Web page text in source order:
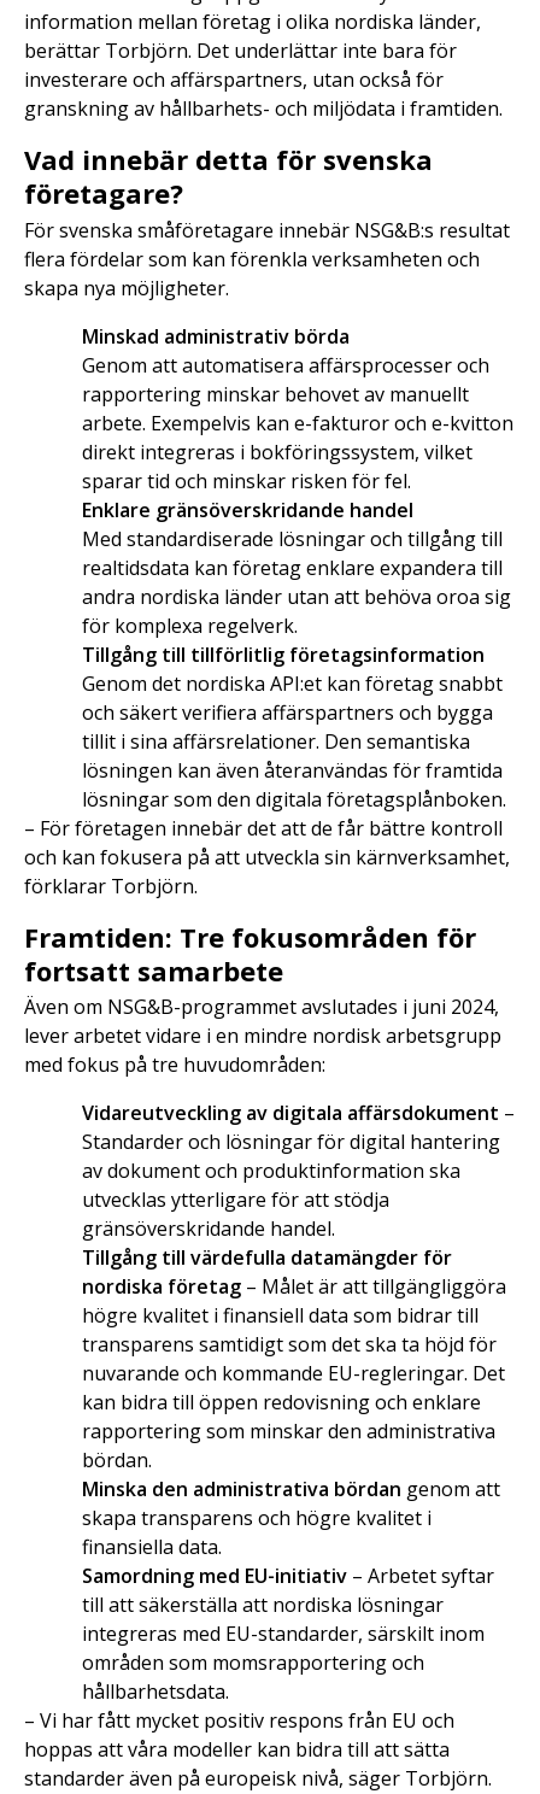
information mellan företag i olika nordiska länder,
berättar Torbjörn. Det underlättar inte bara för
investerare och affärspartners, utan också för
granskning av hållbarhets- och miljödata i framtiden.
Vad innebär detta för svenska
företagare?
För svenska småföretagare innebär NSG&B:s resultat
flera fördelar som kan förenkla verksamheten och
skapa nya möjligheter.
Minskad administrativ börda
Genom att automatisera affärsprocesser och
rapportering minskar behovet av manuellt
arbete. Exempelvis kan e-fakturor och e-kvitton
direkt integreras i bokföringssystem, vilket
sparar tid och minskar risken för fel.
Enklare gränsöverskridande handel
Med standardiserade lösningar och tillgång till
realtidsdata kan företag enklare expandera till
andra nordiska länder utan att behöva oroa sig
för komplexa regelverk.
Tillgång till tillförlitlig företagsinformation
Genom det nordiska API:et kan företag snabbt
och säkert verifiera affärspartners och bygga
tillit i sina affärsrelationer. Den semantiska
lösningen kan även återanvändas för framtida
lösningar som den digitala företagsplånboken.
– För företagen innebär det att de får bättre kontroll
och kan fokusera på att utveckla sin kärnverksamhet,
förklarar Torbjörn.
Framtiden: Tre fokusområden för
fortsatt samarbete
Även om NSG&B-programmet avslutades i juni 2024,
lever arbetet vidare i en mindre nordisk arbetsgrupp
med fokus på tre huvudområden:
Vidareutveckling av digitala affärsdokument –
Standarder och lösningar för digital hantering
av dokument och produktinformation ska
utvecklas ytterligare för att stödja
gränsöverskridande handel.
Tillgång till värdefulla datamängder för
nordiska företag – Målet är att tillgängliggöra
högre kvalitet i finansiell data som bidrar till
transparens samtidigt som det ska ta höjd för
nuvarande och kommande EU-regleringar. Det
kan bidra till öppen redovisning och enklare
rapportering som minskar den administrativa
bördan.
Minska den administrativa bördan genom att
skapa transparens och högre kvalitet i
finansiella data.
Samordning med EU-initiativ – Arbetet syftar
till att säkerställa att nordiska lösningar
integreras med EU-standarder, särskilt inom
områden som momsrapportering och
hållbarhetsdata.
– Vi har fått mycket positiv respons från EU och
hoppas att våra modeller kan bidra till att sätta
standarder även på europeisk nivå, säger Torbjörn.